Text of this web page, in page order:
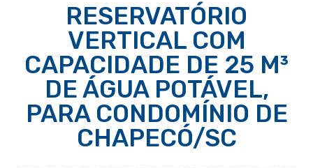
RESERVATÓRIO
VERTICAL COM
CAPACIDADE DE 25 M³
DE ÁGUA POTÁVEL,
PARA CONDOMÍNIO DE
CHAPECÓ/SC